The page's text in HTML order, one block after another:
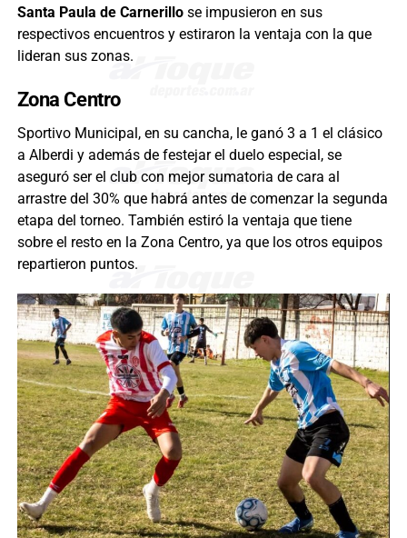
Santa Paula de Carnerillose impusieron en sus
respectivos encuentros y estiraron la ventaja con la que
lideran sus zonas.
Zona Centro
Sportivo Municipal, en su cancha, le ganó 3 a 1 el clásico
a Alberdi y además de festejar el duelo especial, se
aseguró ser el club con mejor sumatoria de cara al
arrastre del 30% que habrá antes de comenzar la segunda
etapa del torneo. También estiró la ventaja que tiene
sobre el resto en la Zona Centro, ya que los otros equipos
repartieron puntos.